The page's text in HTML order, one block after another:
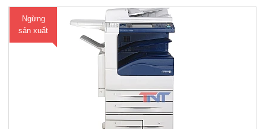
Ngừng
sản xuất